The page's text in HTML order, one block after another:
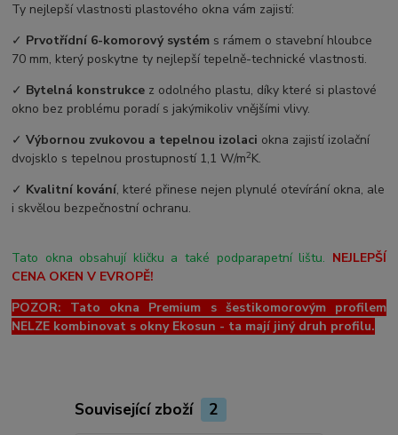
Ty nejlepší vlastnosti plastového okna vám zajistí:
✓ Prvotřídní 6-komorový systém s rámem o stavební hloubce
70 mm, který poskytne ty nejlepší tepelně-technické vlastnosti.
✓ Bytelná konstrukce z odolného plastu, díky které si plastové
okno bez problému poradí s jakýmikoliv vnějšími vlivy.
✓Výbornou zvukovou a tepelnou izolaci okna zajistí izolační
dvojsklo s tepelnou prostupností 1,1 W/m2K.
✓ Kvalitní kování, které přinese nejen plynulé otevírání okna, ale
i skvělou bezpečnostní ochranu.
Tato okna obsahují kličku a také podparapetní lištu. NEJLEPŠÍ
CENA OKEN V EVROPĚ!
POZOR: Tato okna Premium s šestikomorovým profilem
NELZE kombinovat s okny Ekosun - ta mají jiný druh profilu.
Související zboží 2